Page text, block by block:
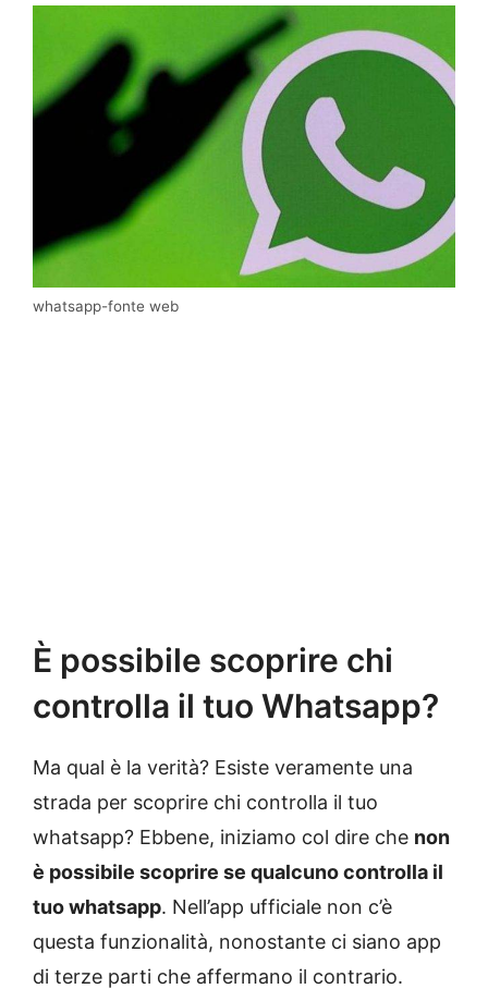
whatsapp-fonte web
È possibile scoprire chi
controlla il tuo Whatsapp?
Ma qual è la verità? Esiste veramente una
strada per scoprire chi controlla il tuo
whatsapp? Ebbene, iniziamo col dire che non
è possibile scoprire se qualcuno controlla il
tuo whatsapp. Nell’app ufficiale non c’è
questa funzionalità, nonostante ci siano app
di terze parti che affermano il contrario.